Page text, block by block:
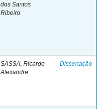
dos Santos
Ribeiro
SASSA, Ricardo
Alexandre
Dissertação